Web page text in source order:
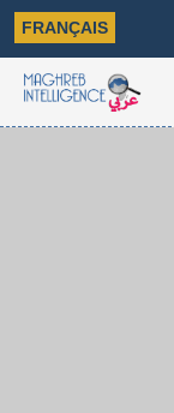
FRANÇAIS